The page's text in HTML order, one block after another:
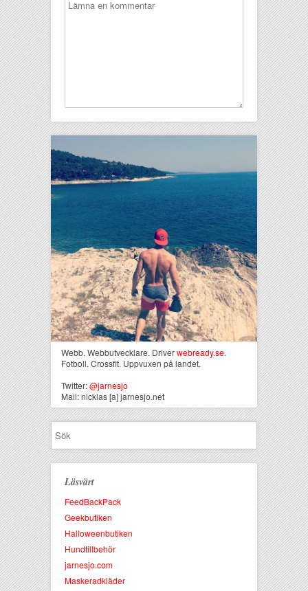
Webb. Webbutvecklare. Driverwebready.se.
Fotboll. Crossfit. Uppvuxen på landet.
Twitter:@jarnesjo
Mail: nicklas [a] jarnesjo.net
Läsvärt
FeedBackPack
Geekbutiken
Halloweenbutiken
Hundtillbehör
jarnesjo.com
Maskeradkläder